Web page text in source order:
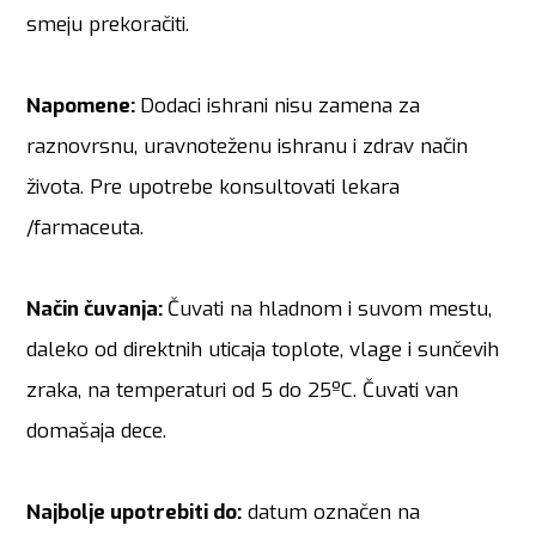
smeju prekoračiti.
Napomene: Dodaci ishrani nisu zamena za
raznovrsnu, uravnoteženu ishranu i zdrav način
života. Pre upotrebe konsultovati lekara
/farmaceuta.
Način čuvanja: Čuvati na hladnom i suvom mestu,
daleko od direktnih uticaja toplote, vlage i sunčevih
zraka, na temperaturi od 5 do 25ºC. Čuvati van
domašaja dece.
Najbolje upotrebiti do: datum označen na